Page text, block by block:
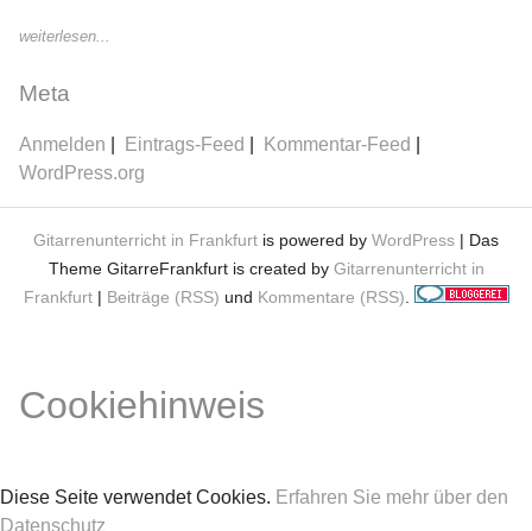
weiterlesen...
Meta
Anmelden Eintrags-Feed
Kommentar-Feed
WordPress.org
Gitarrenunterricht in Frankfurt is powered by WordPress | Das
Theme GitarreFrankfurt is created by Gitarrenunterricht in
Frankfurt| Beiträge (RSS) und Kommentare (RSS)
Cookiehinweis
Diese Seite verwendet Cookies. Erfahren Sie mehr über den
Datenschutz